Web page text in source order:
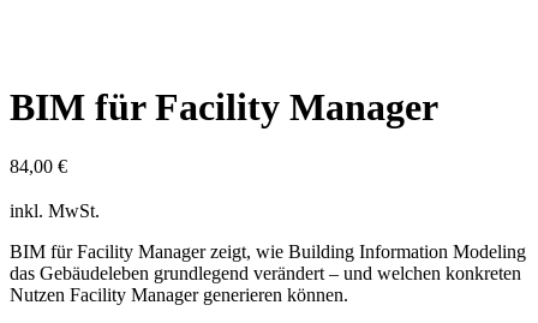
BIM für Facility Manager
84,00 €
inkl. MwSt.
BIM für Facility Manager zeigt, wie Building Information Modeling
das Gebäudeleben grundlegend verändert – und welchen konkreten
Nutzen Facility Manager generieren können.